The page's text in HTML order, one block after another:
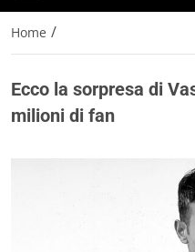
Home /
Ecco la sorpresa di
milioni di fan